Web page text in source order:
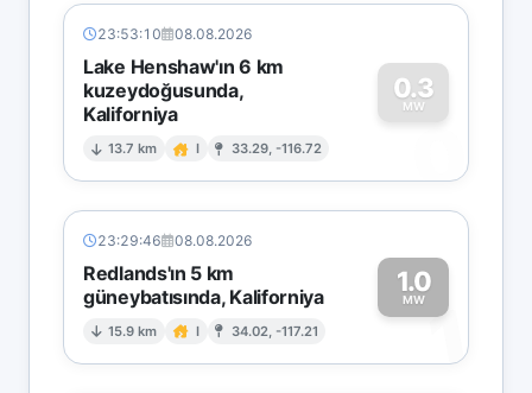
23:53:10 08.08.2026
Lake Henshaw'ın 6 km
kuzeydoğusunda,
Kaliforniya
13.7 km I 33.29, -116.72
0.3
MW
0
23:29:46 08.08.2026
Redlands'ın 5 km
güneybatısında, Kaliforniya
15.9 km I 34.02, -117.21
1.0
MW1